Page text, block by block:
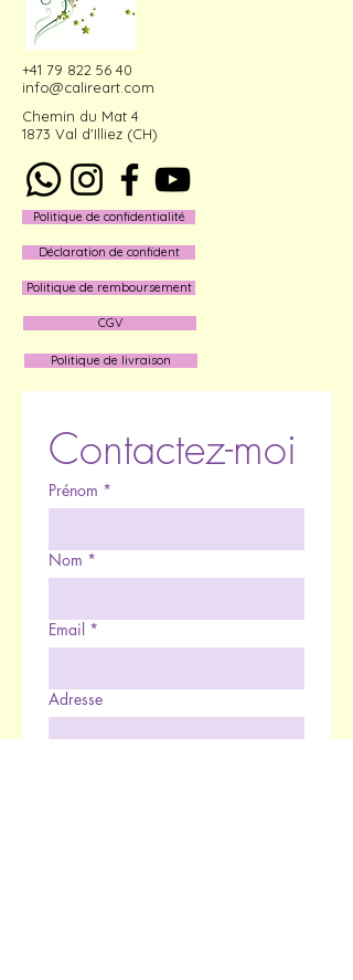
+41 79 822 56 40
info@calireart.com
Chemin du Mat 4
1873 Val d'Illiez (CH)
Politique de confidentialité
Déclaration de confident
Politique de remboursement
CGV
Politique de livraison
Contactez-moi
Prénom *
Nom *
Email *
Adresse